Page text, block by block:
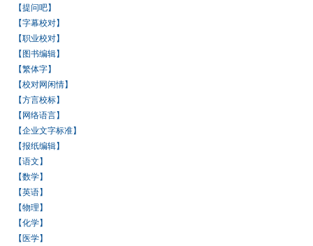
【提问吧】
【字幕校对】
【职业校对】
【图书编辑】
【繁体字】
【校对网闲情】
【方言校标】
【网络语言】
【企业文字标准】
【报纸编辑】
【语文】
【数学】
【英语】
【物理】
【化学】
【医学】